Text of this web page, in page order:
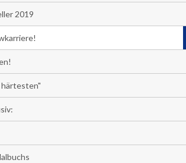
2019
härtesten"